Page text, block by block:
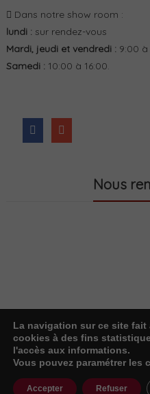
Dans notre show room :
lundi : sur rendez-vous
Mardi, jeudi et vendredi : 9:00 à
Samedi : 10:00 à 16:00.
Nous
La navigation sur ce site
cookies à des fins
l'accès aux informations.
Vous pouvez paramétrer les
Accepter Refuser